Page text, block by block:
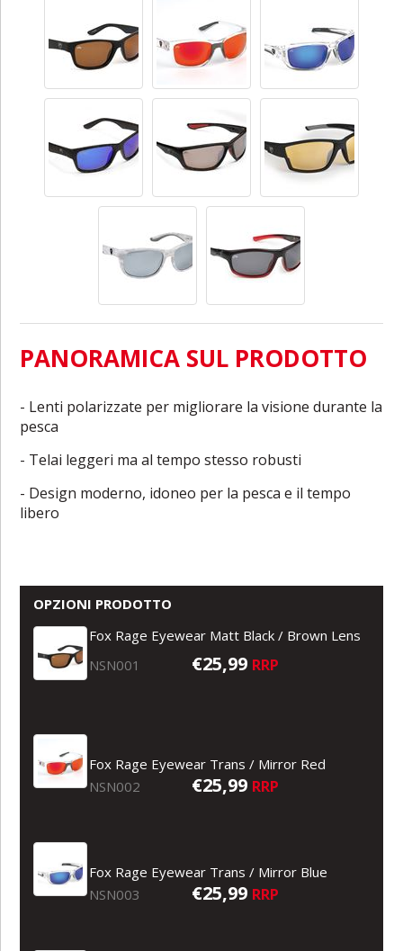
PANORAMICA SUL PRODOTTO
- Lenti polarizzate per migliorare la visione durante la
pesca
- Telai leggeri ma al tempo stesso robusti
- Design moderno, idoneo per la pesca e il tempo
libero
OPZIONI PRODOTTO
Fox Rage Eyewear Matt Black / Brown Lens
NSN001
€25,99 RRP
Fox Rage Eyewear Trans / Mirror Red
NSN002
€25,99 RRP
Fox Rage Eyewear Trans / Mirror Blue
NSN003
€25,99 RRP